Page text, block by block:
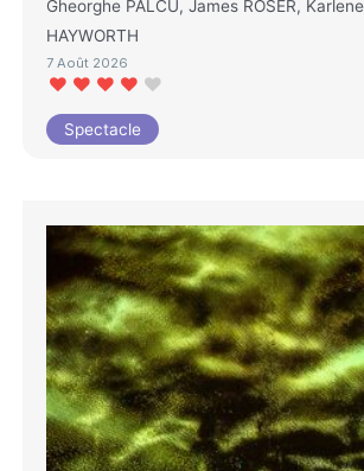
Gheorghe PALCU, James ROSER,
HAYWORTH
7 Août 2026
Spectacle